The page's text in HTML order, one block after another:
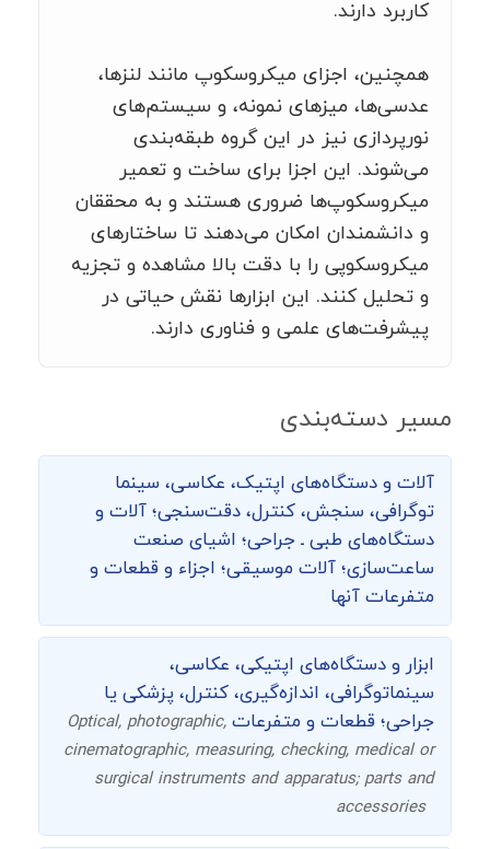
کاربرد دارند.
همچنین، اجزای میکروسکوپ مانند لنزها،
عدسی‌ها، میزهای نمونه، و سیستم‌های
نورپردازی نیز در این گروه طبقه‌بندی
می‌شوند. این اجزا برای ساخت و تعمیر
میکروسکوپ‌ها ضروری هستند و به محققان
و دانشمندان امکان می‌دهند تا ساختارهای
میکروسکوپی را با دقت بالا مشاهده و تجزیه
و تحلیل کنند. این ابزارها نقش حیاتی در
پیشرفت‌های علمی و فناوری دارند.
مسیر دسته‌بندی
آلات و دستگاه‌های اپتیک، عکاسی، سینما
توگرافی،‌ سنجش، کنترل، دقت‌سنجی؛ آلات و
دستگاه‌های طبی ـ جراحی؛ اشیای صنعت
ساعت‌سازی؛ آلات موسیقی؛ اجزاء و قطعات و
متفرعات آنها
ابزار و دستگاه‌های اپتیکی، عکاسی،
سینماتوگرافی، اندازه‌گیری، کنترل، پزشکی یا
جراحی؛ قطعات و متفرعات Optical, photographic,
cinematographic, measuring, checking, medical or
surgical instruments and apparatus; parts and
accessories